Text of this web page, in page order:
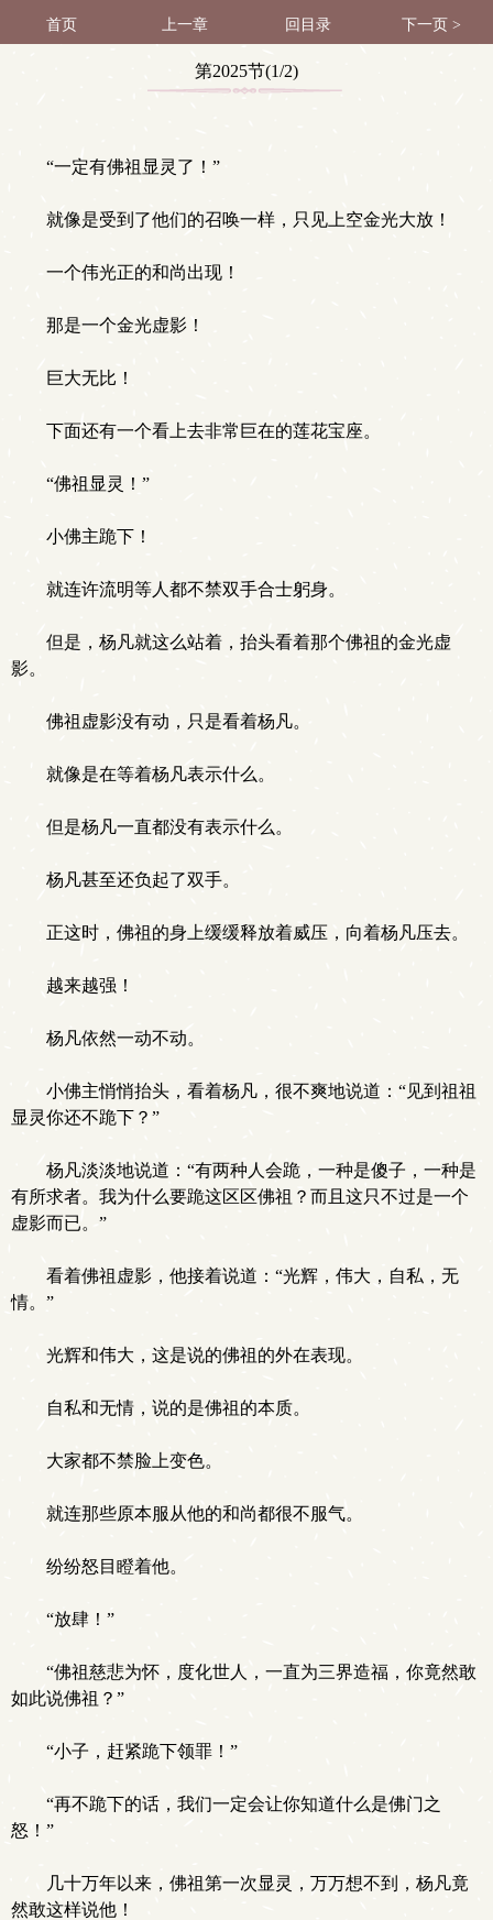
首页 上一章 回目录 下一页 >
第2025节(1/2)
“一定有佛祖显灵了！”
就像是受到了他们的召唤一样，只见上空金光大放！
一个伟光正的和尚出现！
那是一个金光虚影！
巨大无比！
下面还有一个看上去非常巨在的莲花宝座。
“佛祖显灵！”
小佛主跪下！
就连许流明等人都不禁双手合士躬身。
但是，杨凡就这么站着，抬头看着那个佛祖的金光虚
影。
佛祖虚影没有动，只是看着杨凡。
就像是在等着杨凡表示什么。
但是杨凡一直都没有表示什么。
杨凡甚至还负起了双手。
正这时，佛祖的身上缓缓释放着威压，向着杨凡压去。
越来越强！
杨凡依然一动不动。
小佛主悄悄抬头，看着杨凡，很不爽地说道：“见到祖祖
显灵你还不跪下？”
杨凡淡淡地说道：“有两种人会跪，一种是傻子，一种是
有所求者。我为什么要跪这区区佛祖？而且这只不过是一个
虚影而已。”
看着佛祖虚影，他接着说道：“光辉，伟大，自私，无
情。”
光辉和伟大，这是说的佛祖的外在表现。
自私和无情，说的是佛祖的本质。
大家都不禁脸上变色。
就连那些原本服从他的和尚都很不服气。
纷纷怒目瞪着他。
“放肆！”
“佛祖慈悲为怀，度化世人，一直为三界造福，你竟然敢
如此说佛祖？”
“小子，赶紧跪下领罪！”
“再不跪下的话，我们一定会让你知道什么是佛门之
怒！”
几十万年以来，佛祖第一次显灵，万万想不到，杨凡竟
然敢这样说他！